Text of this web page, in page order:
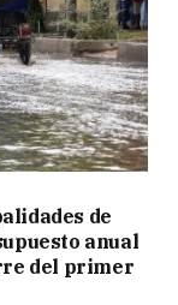
de
anual
del primer